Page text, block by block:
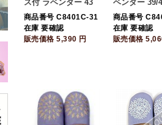
ス付 ラベンダー 43
商品番号 C8401C-31
在庫 要確認
販売価格5,390 円
ベンダー 39/
商品番号
在庫 要確認
販売価格